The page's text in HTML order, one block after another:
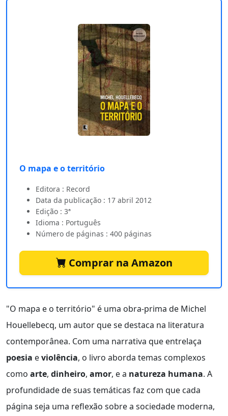
O mapa e o território
Editora : Record
Data da publicação : 17 abril 2012
Edição : 3ª
Idioma : Português
Número de páginas : 400 páginas
Comprar na Amazon
"O mapa e o território" é uma obra-prima de Michel
Houellebecq, um autor que se destaca na literatura
contemporânea. Com uma narrativa que entrelaça
poesia eviolência, o livro aborda temas complexos
como arte, dinheiro, amor, e a natureza humana. A
profundidade de suas temáticas faz com que cada
página seja uma reflexão sobre a sociedade moderna,